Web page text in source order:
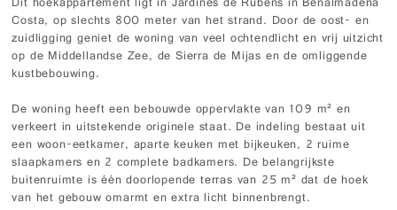
Costa, op slechts 800 meter van het strand. Door de oost- en
zuidligging geniet de woning van veel ochtendlicht en vrij uitzicht
op de Middellandse Zee, de Sierra de Mijas en de omliggende
kustbebouwing.
De woning heeft een bebouwde oppervlakte van 109 m² en
verkeert in uitstekende originele staat. De indeling bestaat uit
een woon-eetkamer, aparte keuken met bijkeuken, 2 ruime
slaapkamers en 2 complete badkamers. De belangrijkste
buitenruimte is één doorlopende terras van 25 m² dat de hoek
van het gebouw omarmt en extra licht binnenbrengt.